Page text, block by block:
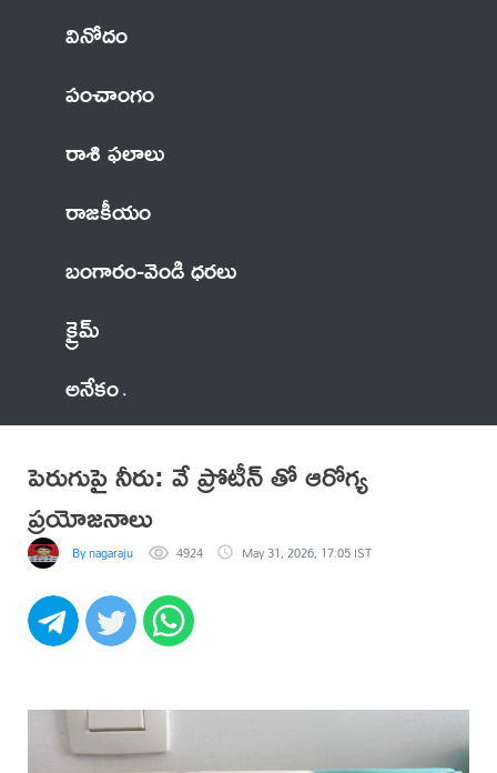
వినోదం
పంచాంగం
రాశి ఫలాలు
రాజకీయం
బంగారం-వెండి ధరలు
క్రైమ్
అనేకం
పెరుగుపై నీరు: వే ప్రోటీన్ తో ఆరోగ్య
ప్రయోజనాలు
By nagaraju 4924 May 31, 2026, 17:05 IST